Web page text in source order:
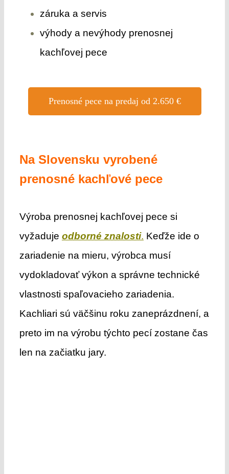
záruka a servis
výhody a nevýhody prenosnej
kachľovej pece
Prenosné pece na predaj od 2.650 €
NaSlovensku vyrobené
prenosné kachľové pece
Výroba prenosnej kachľovej pece si
vyžaduje odborné znalosti. Keďže ide o
zariadenie na mieru, výrobca musí
vydokladovať výkon a správne technické
vlastnosti spaľovacieho zariadenia.
Kachliari sú väčšinu roku zaneprázdnení, a
preto im na výrobu týchto pecí zostane čas
len na začiatku jary.